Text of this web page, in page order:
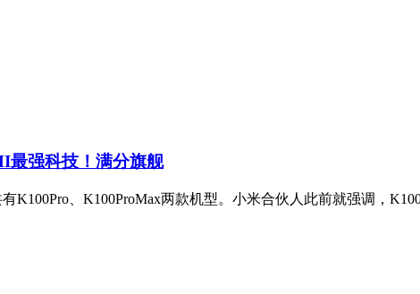
最强科技！满分旗舰
K100Pro、K100ProMax两款机型。小米合伙人此前就强调，